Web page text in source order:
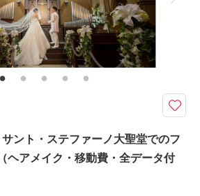
家族用衣装レンタル ペットと撮影
その他含むもの
品 / 明るさ・色味補正済み）・ヘアメイクアテ
アーティフィシャル）・洋装衣裳小物（靴、パ
物（番傘）・ヘッド装花（アーティフィシャ
ます♪
目の前に広がる定禅寺通りとともに撮影♪
サント・ステファーノ大聖堂でのフ
ヘアメイク・移動費・全データ付